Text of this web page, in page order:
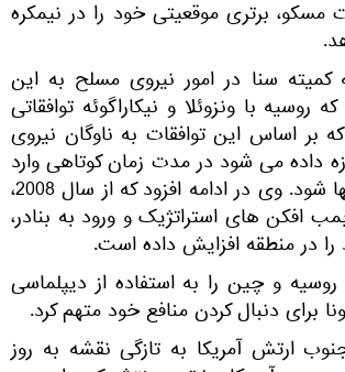
مسکو، برتری موقعیتی خود را در نیمکره
كمیته سنا در امور نیروی مسلح به این
روسیه با ونزوئلا و نیكاراگوئه توافقاتی
بر اساس این توافقات به ناوگان نیروی
داده می شود در مدت زمان کوتاهی وارد
آبهای سرزمینی آنها شود. وی در ادامه افزود که از سال 2008،
افکن های استراتژیک و ورود به بنادر،
در منطقه افزایش داده است.
روسیه و چین را به استفاده از دیپلماسی
برای دنبال کردن منافع خود متهم کرد.
ارتش آمریکا به تازگی نقشه به روز